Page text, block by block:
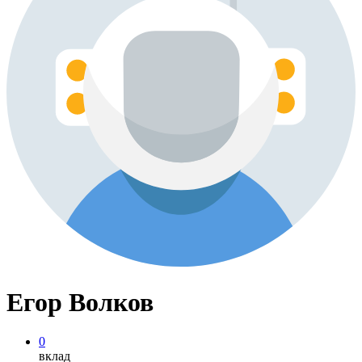
Егор Волков
0
вклад